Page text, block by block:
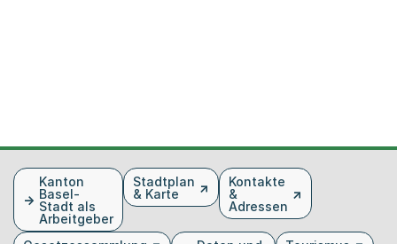
FusszeileKanton
Basel-
Stadt als
Arbeitgeber
Stadtplan
& Karte
Kontakte
&
Adressen